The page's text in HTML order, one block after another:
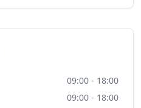
09:00 - 18:00
09:00 - 18:00